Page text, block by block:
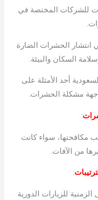
للشركات المختصة في
انتشار الحشرات الضارة
السكان والبيئة.
أحد الأمثلة على
مشكلة الحشرات.
:
مكافحتها، سواء كانت
من الآفات.
:
للزيارات الدورية